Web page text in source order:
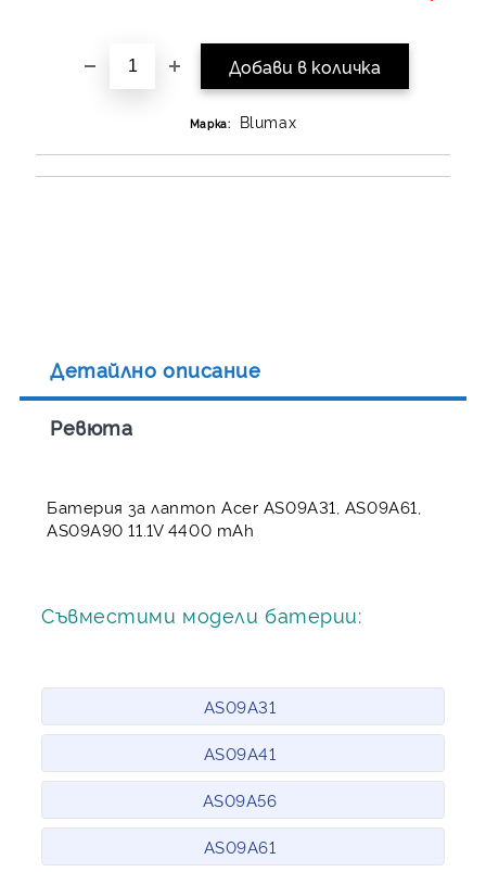
Марка: Blumax
Детайлно описание
Ревюта
Батерия за лаптоп Acer AS09A31, AS09A61,
AS09A90 11.1V 4400 mAh
Съвместими модели батерии:
AS09A31
AS09A41
AS09A56
AS09A61